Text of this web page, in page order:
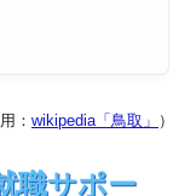
： wikipedia「鳥取」 ）
職サポー